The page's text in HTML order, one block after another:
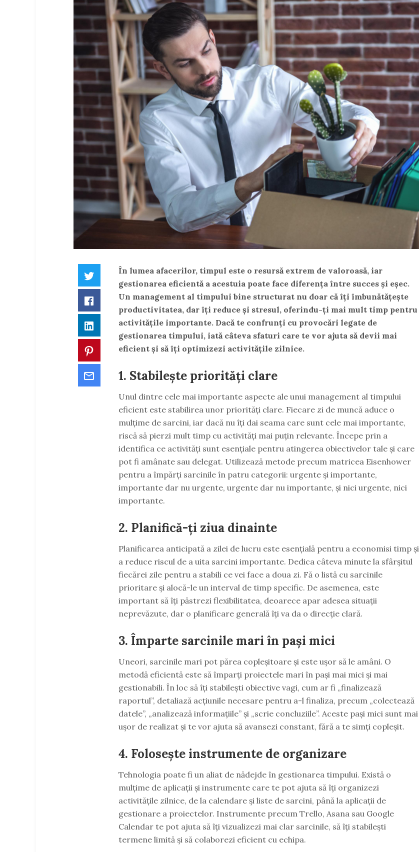
Twitter
Facebook
LinkedIn
Pinterest
În lumea afacerilor, timpul este o resursă extrem de valoroasă, iar
gestionarea eficientă a acestuia poate face diferența între succes și eșec.
Un management al timpului bine structurat nu doar că îți îmbunătățește
productivitatea, dar îți reduce și stresul, oferindu-ți mai mult timp pentru
activitățile importante. Dacă te confrunți cu provocări legate de
gestionarea timpului, iată câteva sfaturi care te vor ajuta să devii mai
eficient și să îți optimizezi activitățile zilnice.
1. Stabilește priorități clare
Unul dintre cele mai importante aspecte ale unui management al timpului
eficient este stabilirea unor priorități clare. Fiecare zi de muncă aduce o
mulțime de sarcini, iar dacă nu îți dai seama care sunt cele mai importante,
riscă să pierzi mult timp cu activități mai puțin relevante. Începe prin a
identifica ce activități sunt esențiale pentru atingerea obiectivelor tale și care
pot fi amânate sau delegat. Utilizează metode precum matricea Eisenhower
pentru a împărți sarcinile în patru categorii: urgente și importante,
importante dar nu urgente, urgente dar nu importante, și nici urgente, nici
importante.
2. Planifică-ți ziua dinainte
Planificarea anticipată a zilei de lucru este esențială pentru a economisi timp și
a reduce riscul de a uita sarcini importante. Dedica câteva minute la sfârșitul
fiecărei zile pentru a stabili ce vei face a doua zi. Fă o listă cu sarcinile
prioritare și alocă-le un interval de timp specific. De asemenea, este
important să îți păstrezi flexibilitatea, deoarece apar adesea situații
neprevăzute, dar o planificare generală îți va da o direcție clară.
3. Împarte sarcinile mari în pași mici
Uneori, sarcinile mari pot părea copleșitoare și este ușor să le amâni. O
metodă eficientă este să împarți proiectele mari în pași mai mici și mai
gestionabili. În loc să îți stabilești obiective vagi, cum ar fi „finalizează
raportul”, detaliază acțiunile necesare pentru a-l finaliza, precum „colectează
datele”, „analizează informațiile” și „scrie concluziile”. Aceste pași mici sunt mai
ușor de realizat și te vor ajuta să avansezi constant, fără a te simți copleșit.
4. Folosește instrumente de organizare
Tehnologia poate fi un aliat de nădejde în gestionarea timpului. Există o
mulțime de aplicații și instrumente care te pot ajuta să îți organizezi
activitățile zilnice, de la calendare și liste de sarcini, până la aplicații de
gestionare a proiectelor. Instrumente precum Trello, Asana sau Google
Calendar te pot ajuta să îți vizualizezi mai clar sarcinile, să îți stabilești
termene limită și să colaborezi eficient cu echipa.